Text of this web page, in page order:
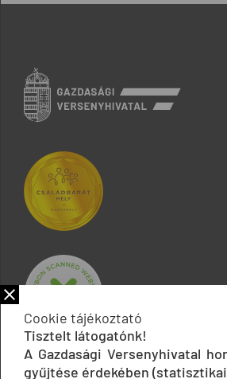
Cookie tájékoztató
Tisztelt látogatónk!
A Gazdasági Versenyhivatal
gyűjtése érdekében